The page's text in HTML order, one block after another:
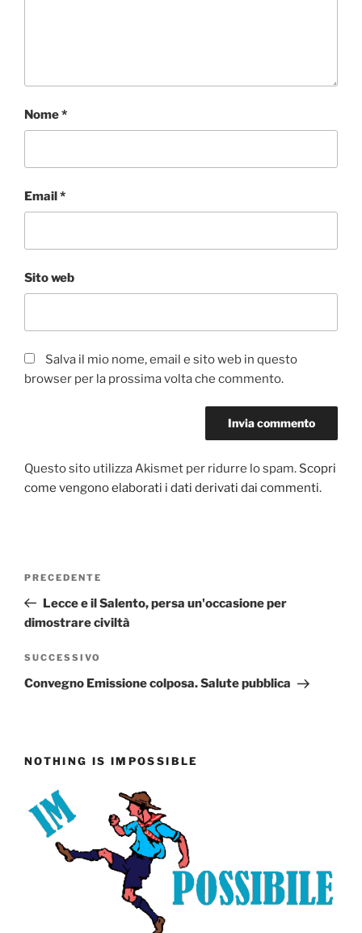
Nome*
Email*
Sito web
Salva il mio nome, email e sito web in questo
browser per la prossima volta che commento.
Questo sito utilizza Akismet per ridurre lo spam. Scopri
come vengono elaborati i dati derivati dai commenti.
Articolo
precedente:
PRECEDENTE
Lecce e il Salento, persa un'occasione per
dimostrare civiltà
Articolo
successivo
SUCCESSIVO
Convegno Emissione colposa. Salute pubblica
NOTHING IS IMPOSSIBLE